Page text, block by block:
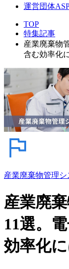
運営団体
TOP
特集記事
産業廃棄物
含む効率化
産業廃棄物管理シ
産業廃
11選。
効率化